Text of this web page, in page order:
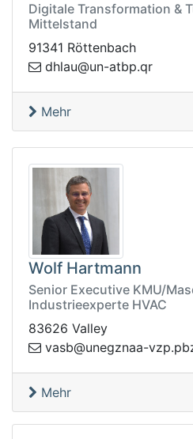
Digitale Transformation &
Mittelstand
91341 Röttenbach
r
q.pbta-nu@ualhd
Mehr
Wolf Hartmann
Senior Executive KMU/
Industrieexperte HVAC
83626 Valley
bp.pzv-aanzgenu@bsav
Mehr